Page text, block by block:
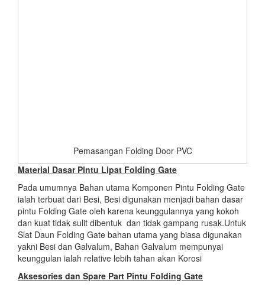
Pemasangan Folding Door PVC
Material Dasar Pintu Lipat Folding Gate
Pada umumnya Bahan utama Komponen Pintu Folding Gate
ialah terbuat dari Besi, Besi digunakan menjadi bahan dasar
pintu Folding Gate oleh karena keunggulannya yang kokoh
dan kuat tidak sulit dibentuk dan tidak gampang rusak.Untuk
Slat Daun Folding Gate bahan utama yang biasa digunakan
yakni Besi dan Galvalum, Bahan Galvalum mempunyai
keunggulan ialah relative lebih tahan akan Korosi
Aksesories dan Spare Part Pintu Folding Gate